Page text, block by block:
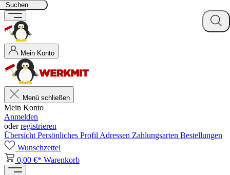
Suchen
Mein Konto
Menü schließen
Mein Konto
Anmelden
oderregistrieren
Übersicht Persönliches Profil Adressen Zahlungsarten Bestellungen
Wunschzettel
0,00 €* Warenkorb